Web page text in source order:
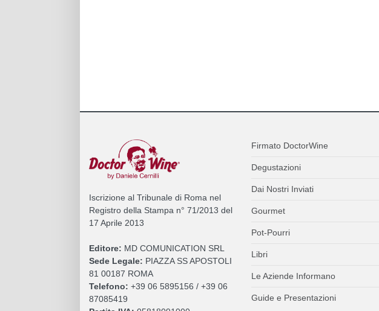
Iscrizione al Tribunale di Roma nel
Registro della Stampa n° 71/2013 del
17 Aprile 2013
Editore: MD COMUNICATION SRL
Sede Legale: PIAZZA SS APOSTOLI
81 00187 ROMA
Telefono: +39 06 5895156 / +39 06
87085419
Firmato DoctorWine
Degustazioni
Dai Nostri Inviati
Gourmet
Pot-Pourri
Libri
Le Aziende Informano
Guide e Presentazioni